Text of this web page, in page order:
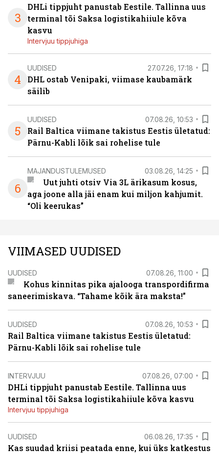
3
DHLi tippjuht panustab Eestile. Tallinna uus
terminal tõi Saksa logistikahiiule kõva
kasvu
Intervjuu tippjuhiga
4
UUDISED 27.07.26, 17:18
DHL ostab Venipaki, viimase kaubamärk
säilib
5
UUDISED 07.08.26, 10:53
Rail Baltica viimane takistus Eestis ületatud:
Pärnu-Kabli lõik sai rohelise tule
6
MAJANDUSTULEMUSED 03.08.26, 14:25
Uut juhti otsiv Via 3L ärikasum kosus,
aga joone alla jäi enam kui miljon kahjumit.
“Oli keerukas”
VIIMASED UUDISED
UUDISED 07.08.26, 11:00
Kohus kinnitas pika ajalooga transpordifirma
saneerimiskava. “Tahame kõik ära maksta!”
UUDISED 07.08.26, 10:53
Rail Baltica viimane takistus Eestis ületatud:
Pärnu-Kabli lõik sai rohelise tule
INTERVJUU 07.08.26, 07:00
DHLi tippjuht panustab Eestile. Tallinna uus
terminal tõi Saksa logistikahiiule kõva kasvu
Intervjuu tippjuhiga
UUDISED 06.08.26, 17:35
Kas suudad kriisi peatada enne, kui üks katkestus